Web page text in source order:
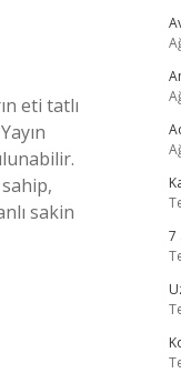
eti tatlı
sakin
7